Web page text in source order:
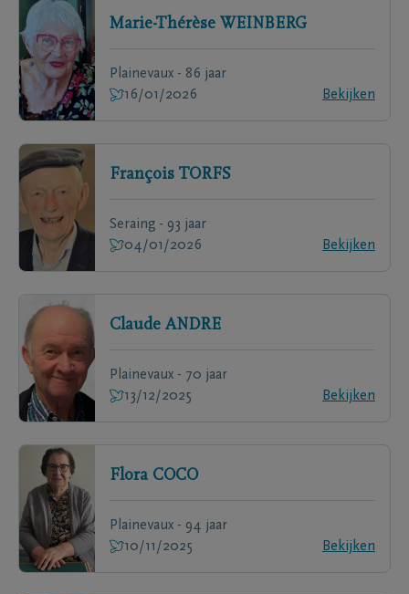
Marie-Thérèse WEINBERG
Plainevaux - 86 jaar
16/01/2026
Bekijken
François TORFS
Seraing - 93 jaar
04/01/2026
Bekijken
Claude ANDRE
Plainevaux - 70 jaar
13/12/2025
Bekijken
Flora COCO
Plainevaux - 94 jaar
10/11/2025
Bekijken